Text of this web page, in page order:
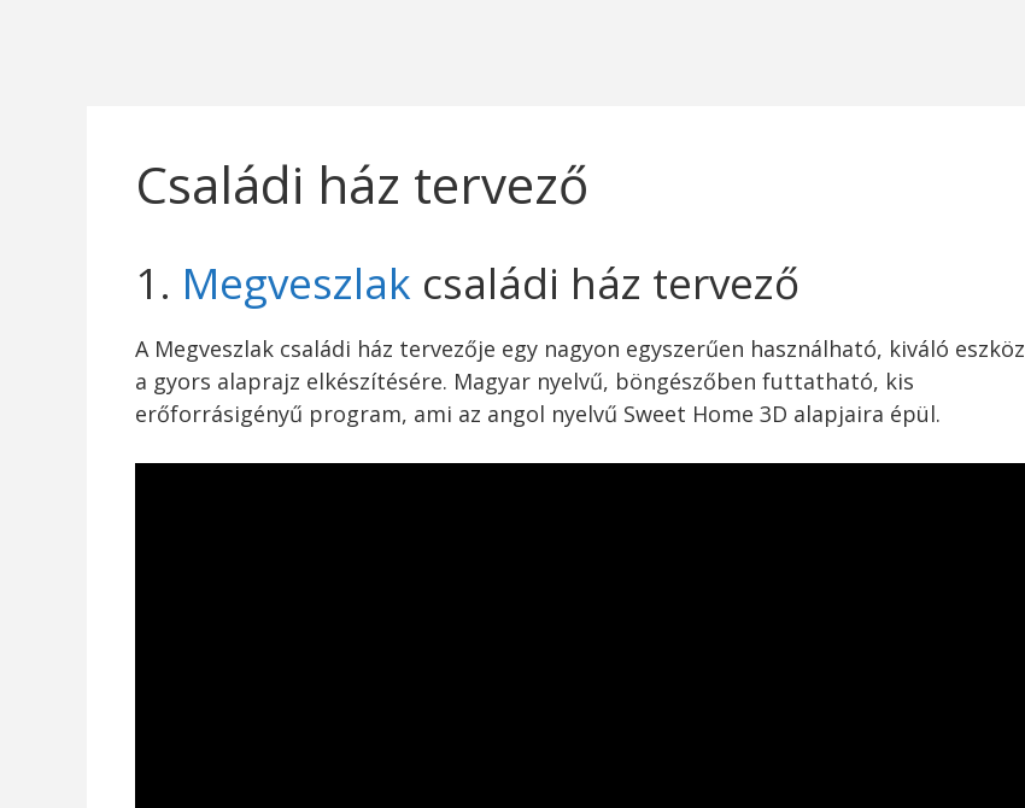
Családi ház tervező
1. Megveszlak családi ház tervező
A Megveszlak családi ház tervezője egy nagyon egyszerűen használható, kiváló eszköz
a gyors alaprajz elkészítésére. Magyar nyelvű, böngészőben futtatható, kis
erőforrásigényű program, ami az angol nyelvű Sweet Home 3D alapjaira épül.